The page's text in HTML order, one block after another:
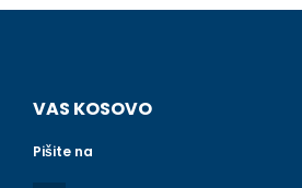
VAS KOSOVO
Pišite na